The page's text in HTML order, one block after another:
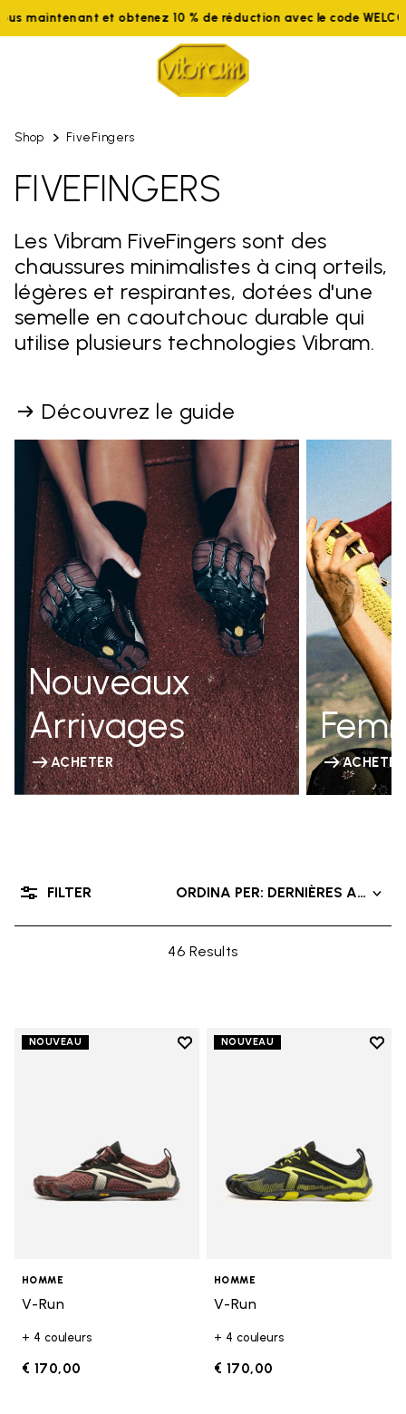
et obtenez 10 % de réduction avec le code WELCOME10
Shop FiveFingers
FIVEFINGERS
Les Vibram FiveFingers sont des
chaussures minimalistes à cinq orteils,
légères et respirantes, dotées d'une
semelle en caoutchouc durable qui
utilise plusieurs technologies Vibram.
Découvrez le guide
Nouveaux
Arrivages
ACHETER ACHETER
46 Results
ORDINA PER: DERNIÈRES
FILTER
NOUVEAU
Add to wishlist
HOMME
V-Run
+ 4 couleurs
€ 170,00
NOUVEAU
Add
HOMME
V-Run
+ 4 couleurs
€ 170,00